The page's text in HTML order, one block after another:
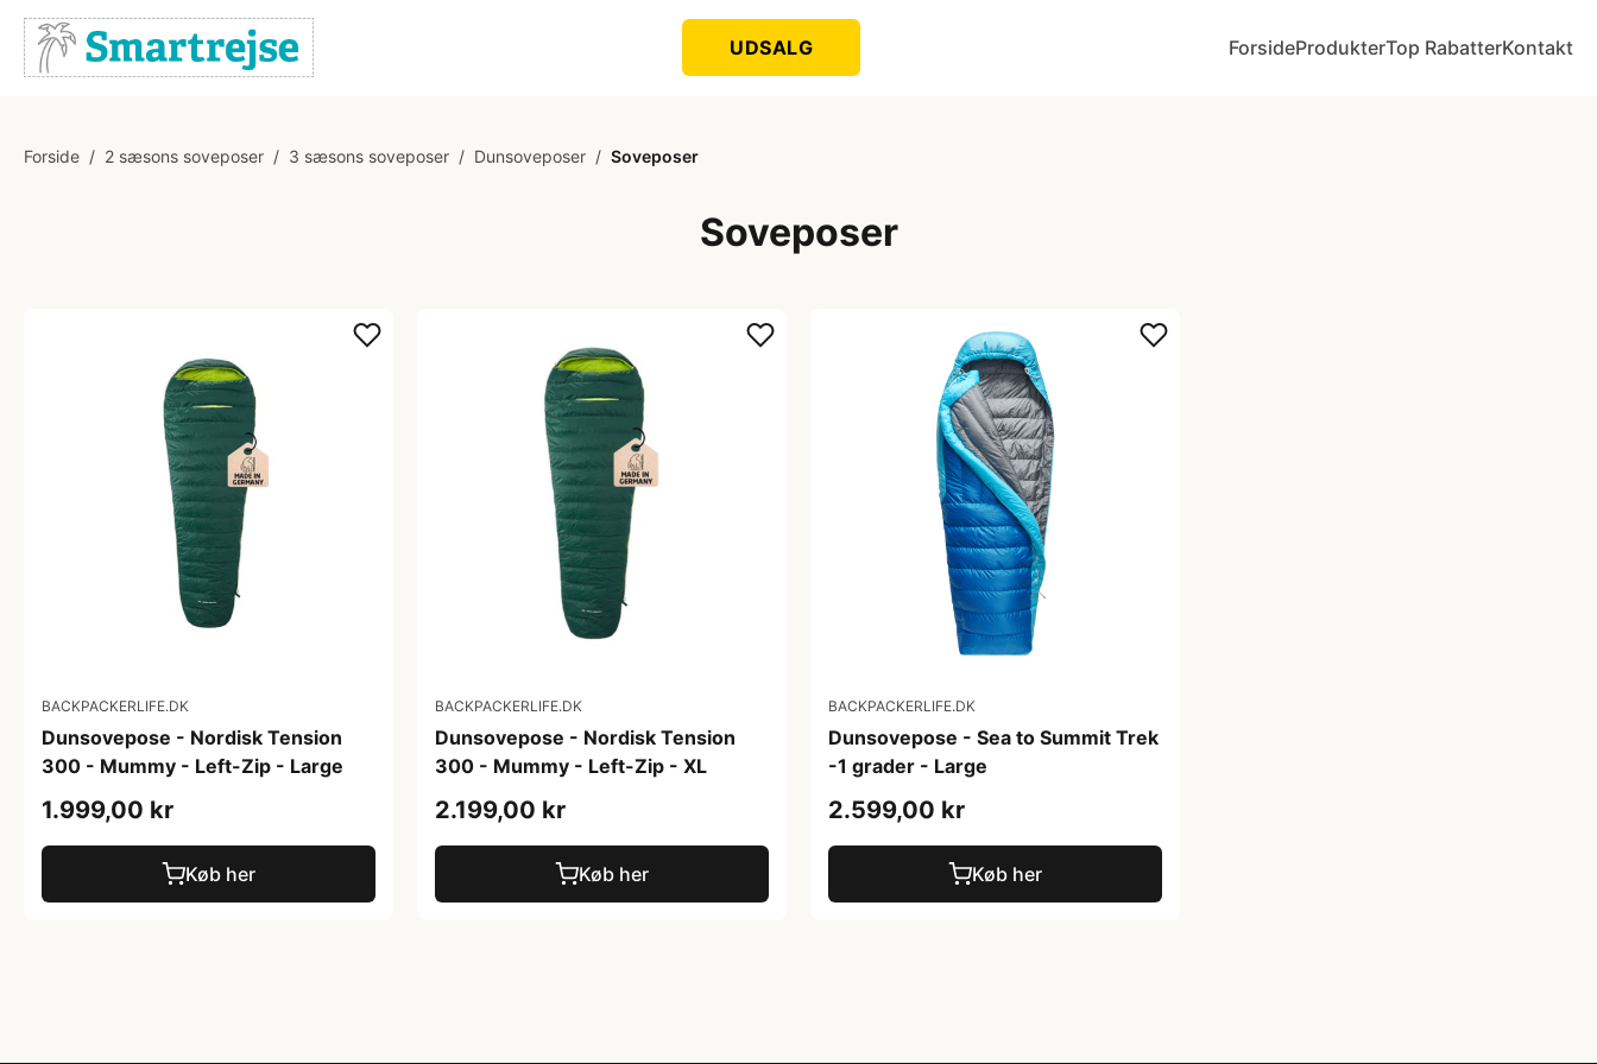
UDSALG ForsideProdukterTop RabatterKontakt
Forside / 2 sæsons soveposer / 3 sæsons soveposer / Dunsoveposer / Soveposer
Soveposer
BACKPACKERLIFE.DK
Dunsovepose - Nordisk Tension
300 - Mummy - Left-Zip - Large
1.999,00 kr
Køb her
BACKPACKERLIFE.DK
Dunsovepose - Nordisk Tension
300 - Mummy - Left-Zip - XL
2.199,00 kr
Køb her
BACKPACKERLIFE.DK
Dunsovepose - Sea to Summit Trek
-1 grader - Large
2.599,00 kr
Køb her